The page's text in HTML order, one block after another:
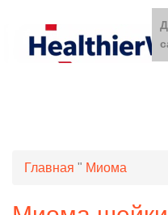
Главная " Миома